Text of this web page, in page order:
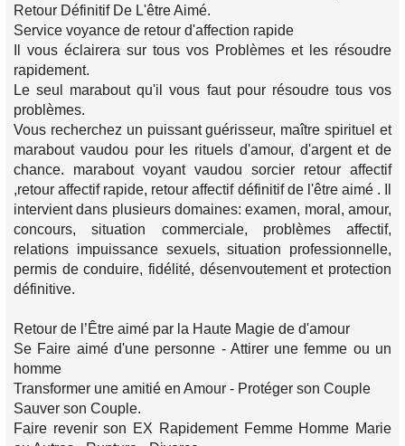
Retour Définitif De L'être Aimé.
Service voyance de retour d'affection rapide
Il vous éclairera sur tous vos Problèmes et les résoudre
rapidement.
Le seul marabout qu'il vous faut pour résoudre tous vos
problèmes.
Vous recherchez un puissant guérisseur, maître spirituel et
marabout vaudou pour les rituels d'amour, d'argent et de
chance. marabout voyant vaudou sorcier retour affectif
,retour affectif rapide, retour affectif définitif de l'être aimé . Il
intervient dans plusieurs domaines: examen, moral, amour,
concours, situation commerciale, problèmes affectif,
relations impuissance sexuels, situation professionnelle,
permis de conduire, fidélité, désenvoutement et protection
définitive.
Retour de l’Être aimé par la Haute Magie de d'amour
Se Faire aimé d'une personne - Attirer une femme ou un
homme
Transformer une amitié en Amour - Protéger son Couple
Sauver son Couple.
Faire revenir son EX Rapidement Femme Homme Marie